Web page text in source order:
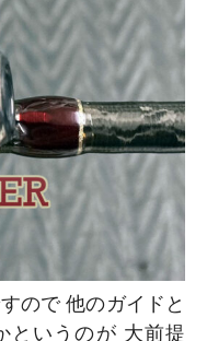
ので 他のガイドと
というのが 大前提